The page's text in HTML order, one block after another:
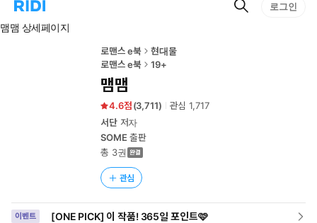
리
홈
로그인
맴맴 상세페이지
로맨스 e북
현대물
로맨스 e북
19+
맴맴
4.6 (3,711) 관심1,717
서단저자
SOME 출판
총 3권
관심
이벤트 [ONE PICK] 이 작품! 365일 포인트🩷